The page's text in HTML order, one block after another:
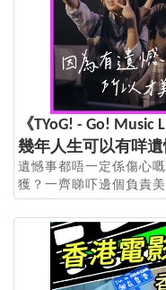
《TYoG! - Go!
幾年人生可以有咩遺
遺憾事都唔一定係傷心
獲？一齊睇吓邊個負責